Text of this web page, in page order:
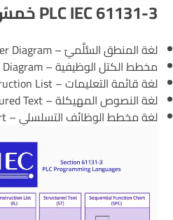
PLC IEC 61131-3 خمسُ لغاتِ برمجةٍ:
لغة المنطق السلّميّ – Ladder Diagram
مخطط الكتل الوظيفية – Function Block Diagram
لغة قائمة التعليمات – Instruction List
لغة النصوص المهيكلة – Structured Text
لغة مخطط الوظائف التسلسلي – Sequential Function Chart